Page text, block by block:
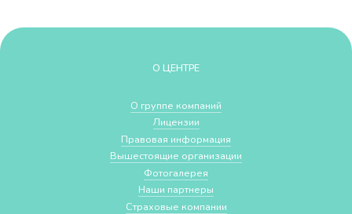
О ЦЕНТРЕ
О группе компаний
Лицензии
Правовая информация
Вышестоящие организации
Фотогалерея
Наши партнеры
Страховые компании